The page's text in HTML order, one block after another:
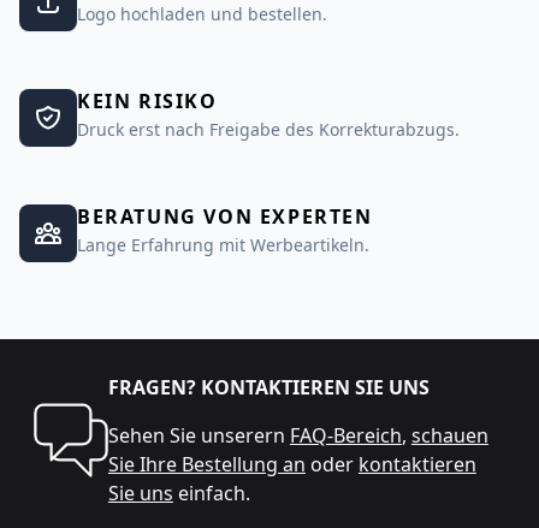
Logo hochladen und bestellen.
KEIN RISIKO
Druck erst nach Freigabe des Korrekturabzugs.
BERATUNG VON EXPERTEN
Lange Erfahrung mit Werbeartikeln.
FRAGEN? KONTAKTIEREN SIE UNS
Sehen Sie unserern FAQ-Bereich, schauen
Sie Ihre Bestellung an oder kontaktieren
Sie uns einfach.